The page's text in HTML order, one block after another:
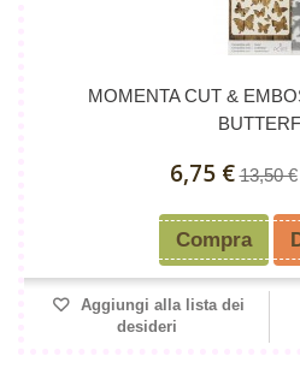
MOMENTA CUT &
6,75 € 13,50 €
Compra
Aggiungi alla lista dei
desideri